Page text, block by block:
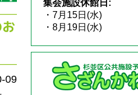
09
集会施設休館日:
・7月15日(水)
・8月19日(水)